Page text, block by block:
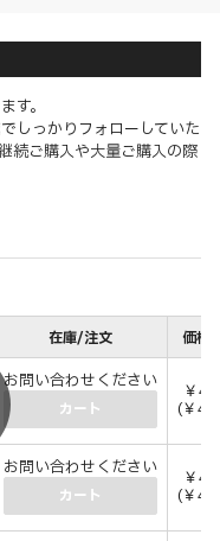
す。
しっかりフォローしていた
続ご購入や大量ご購入の際
在庫/注文 価格(
お問い合わせください
カート
￥
(￥
お問い合わせください
カート
￥
(￥